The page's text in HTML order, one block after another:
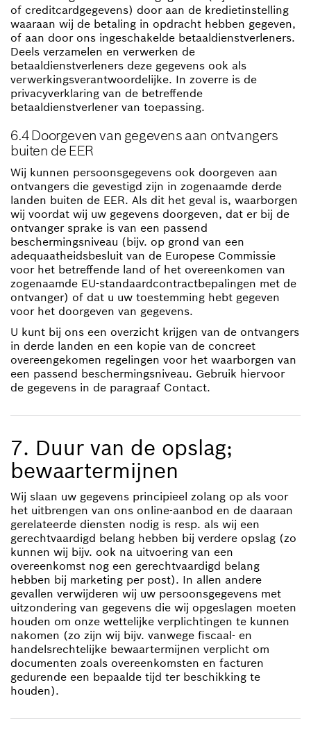
of creditcardgegevens) door aan de kredietinstelling
waaraan wij de betaling in opdracht hebben gegeven,
of aan door ons ingeschakelde betaaldienstverleners.
Deels verzamelen en verwerken de
betaaldienstverleners deze gegevens ook als
verwerkingsverantwoordelijke. In zoverre is de
privacyverklaring van de betreffende
betaaldienstverlener van toepassing.
6.4 Doorgeven van gegevens aan ontvangers
buiten de EER
Wij kunnen persoonsgegevens ook doorgeven aan
ontvangers die gevestigd zijn in zogenaamde derde
landen buiten de EER. Als dit het geval is, waarborgen
wij voordat wij uw gegevens doorgeven, dat er bij de
ontvanger sprake is van een passend
beschermingsniveau (bijv. op grond van een
adequaatheidsbesluit van de Europese Commissie
voor het betreffende land of het overeenkomen van
zogenaamde EU-standaardcontractbepalingen met de
ontvanger) of dat u uw toestemming hebt gegeven
voor het doorgeven van gegevens.
U kunt bij ons een overzicht krijgen van de ontvangers
in derde landen en een kopie van de concreet
overeengekomen regelingen voor het waarborgen van
een passend beschermingsniveau. Gebruik hiervoor
de gegevens in de paragraaf Contact.
7. Duur van de opslag;
bewaartermijnen
Wij slaan uw gegevens principieel zolang op als voor
het uitbrengen van ons online-aanbod en de daaraan
gerelateerde diensten nodig is resp. als wij een
gerechtvaardigd belang hebben bij verdere opslag (zo
kunnen wij bijv. ook na uitvoering van een
overeenkomst nog een gerechtvaardigd belang
hebben bij marketing per post). In allen andere
gevallen verwijderen wij uw persoonsgegevens met
uitzondering van gegevens die wij opgeslagen moeten
houden om onze wettelijke verplichtingen te kunnen
nakomen (zo zijn wij bijv. vanwege fiscaal- en
handelsrechtelijke bewaartermijnen verplicht om
documenten zoals overeenkomsten en facturen
gedurende een bepaalde tijd ter beschikking te
houden).